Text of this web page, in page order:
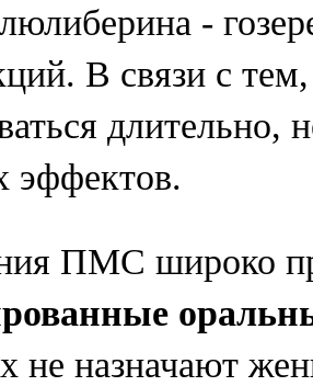
-
В связи с
длительно,
эффектов.
ПМС широко
не назначают